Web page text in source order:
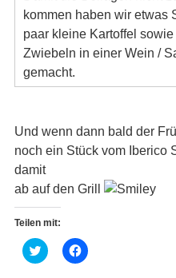
kommen haben wir etwas
paar kleine Kartoffel
Zwiebeln in einer Wein /
gemacht.
Und wenn dann bald der
noch ein Stück vom Iberico
damit
ab auf den Grill
Teilen mit:
K
l
K
l